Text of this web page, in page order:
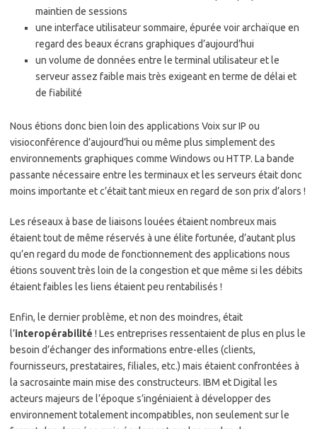
maintien de sessions
une interface utilisateur sommaire, épurée voir archaïque en
regard des beaux écrans graphiques d’aujourd’hui
un volume de données entre le terminal utilisateur et le
serveur assez faible mais très exigeant en terme de délai et
de fiabilité
Nous étions donc bien loin des applications Voix sur IP ou
visioconférence d’aujourd’hui ou même plus simplement des
environnements graphiques comme Windows ou HTTP. La bande
passante nécessaire entre les terminaux et les serveurs était donc
moins importante et c’était tant mieux en regard de son prix d’alors !
Les réseaux à base de liaisons louées étaient nombreux mais
étaient tout de même réservés à une élite fortunée, d’autant plus
qu’en regard du mode de fonctionnement des applications nous
étions souvent très loin de la congestion et que même si les débits
étaient faibles les liens étaient peu rentabilisés !
Enfin, le dernier problème, et non des moindres, était
l’interopérabilité ! Les entreprises ressentaient de plus en plus le
besoin d’échanger des informations entre-elles (clients,
fournisseurs, prestataires, filiales, etc.) mais étaient confrontées à
la sacrosainte main mise des constructeurs. IBM et Digital les
acteurs majeurs de l’époque s’ingéniaient à développer des
environnement totalement incompatibles, non seulement sur le